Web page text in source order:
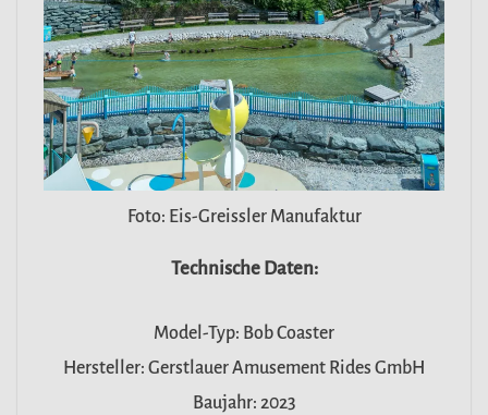
Foto: Eis-Greissler Manufaktur
Technische Daten:
Model-Typ: Bob Coaster
Hersteller: Gerstlauer Amusement Rides GmbH
Baujahr: 2023